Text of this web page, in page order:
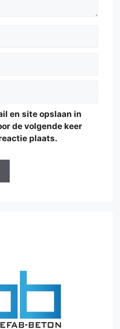
en site opslaan in
de volgende keer
plaats.